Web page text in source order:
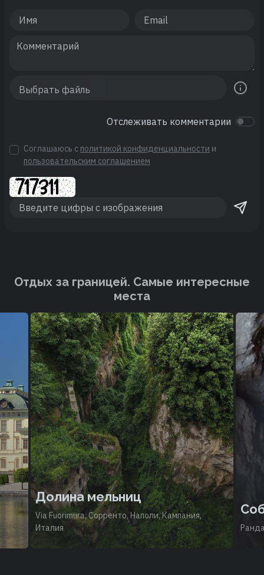
Отслеживать комментарии
Соглашаюсь с политикой конфиденциальности и
пользовательским соглашением
Отдых за границей. Cамые интересные
места
Долина мельниц
Via Fuorimura, Сорренто, Наполи, Кампания,
Италия